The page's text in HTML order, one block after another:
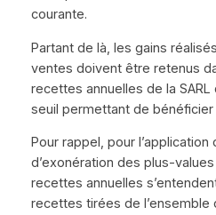
courante.
Partant de là, les gains
ventes doivent être retenus
recettes annuelles de la
seuil permettant de bénéficier
Pour rappel, pour
d’exonération des plus-
recettes annuelles
recettes tirées de